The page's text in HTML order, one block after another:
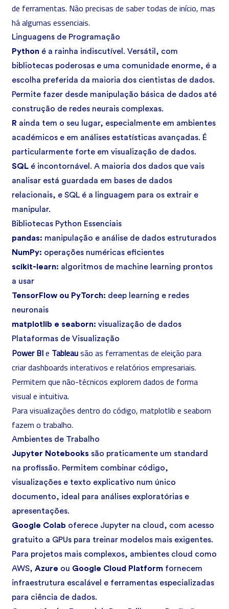
de ferramentas. Não precisas de saber todas de início, mas
há algumas essenciais.
Linguagens de Programação
Python é a rainha indiscutível. Versátil, com
bibliotecas poderosas e uma comunidade enorme, é a
escolha preferida da maioria dos cientistas de dados.
Permite fazer desde manipulação básica de dados até
construção de redes neurais complexas.
R ainda tem o seu lugar, especialmente em ambientes
académicos e em análises estatísticas avançadas. É
particularmente forte em visualização de dados.
SQL é incontornável. A maioria dos dados que vais
analisar está guardada em bases de dados
relacionais, e SQL é a linguagem para os extrair e
manipular.
Bibliotecas Python Essenciais
pandas: manipulação e análise de dados estruturados
NumPy: operações numéricas eficientes
scikit-learn: algoritmos de machine learning prontos
a usar
TensorFlow ou PyTorch: deep learning e redes
neuronais
matplotlib e seaborn: visualização de dados
Plataformas de Visualização
Power BIe Tableausão as ferramentas de eleição para
criar dashboards interativos e relatórios empresariais.
Permitem que não-técnicos explorem dados de forma
visual e intuitiva.
Para visualizações dentro do código, matplotlib e seaborn
fazem o trabalho.
Ambientes de Trabalho
Jupyter Notebooks são praticamente um standard
na profissão. Permitem combinar código,
visualizações e texto explicativo num único
documento, ideal para análises exploratórias e
apresentações.
Google Colab oferece Jupyter na cloud, com acesso
gratuito a GPUs para treinar modelos mais exigentes.
Para projetos mais complexos, ambientes cloud como
AWS, Azure ou Google Cloud Platform fornecem
infraestrutura escalável e ferramentas especializadas
para ciência de dados.